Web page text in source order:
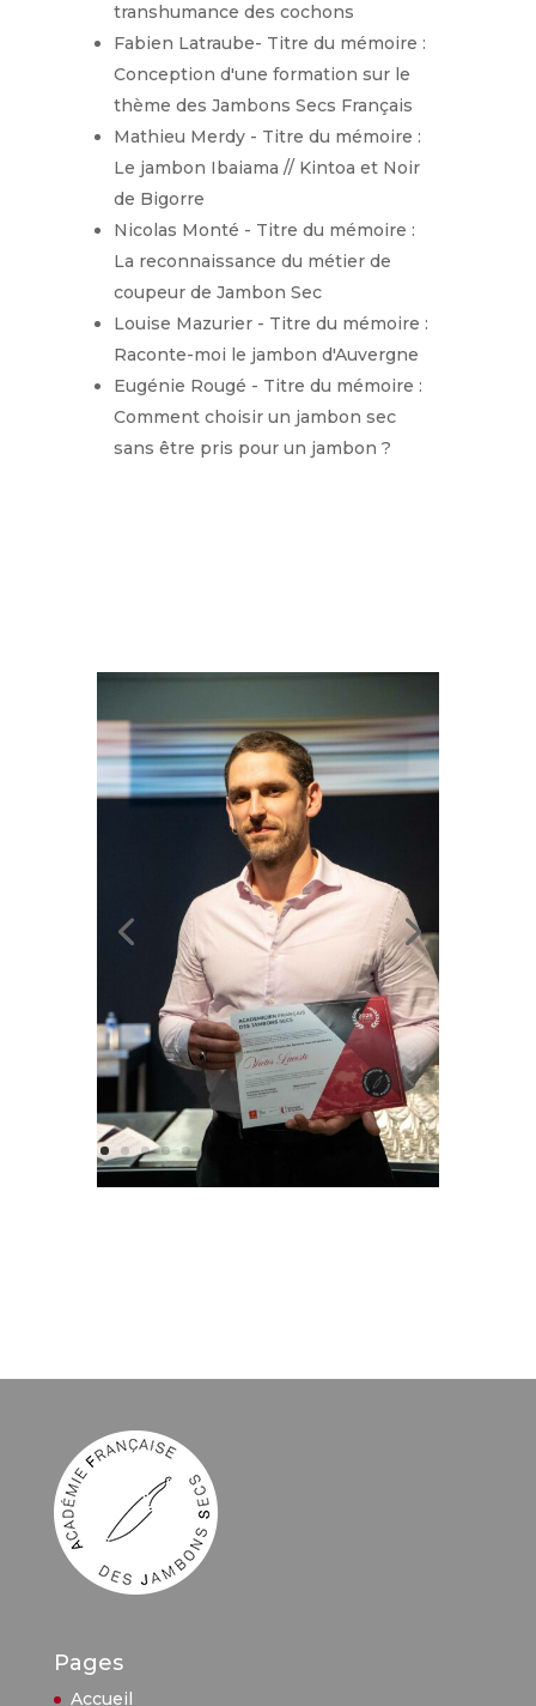
transhumance des cochons
Fabien Latraube- Titre du mémoire :
Conception d'une formation sur le
thème des Jambons Secs Français
Mathieu Merdy - Titre du mémoire :
Le jambon Ibaiama // Kintoa et Noir
de Bigorre
Nicolas Monté - Titre du mémoire :
La reconnaissance du métier de
coupeur de Jambon Sec
Louise Mazurier - Titre du mémoire :
Raconte-moi le jambon d'Auvergne
Eugénie Rougé - Titre du mémoire :
Comment choisir un jambon sec
sans être pris pour un jambon ?
Pages
Accueil